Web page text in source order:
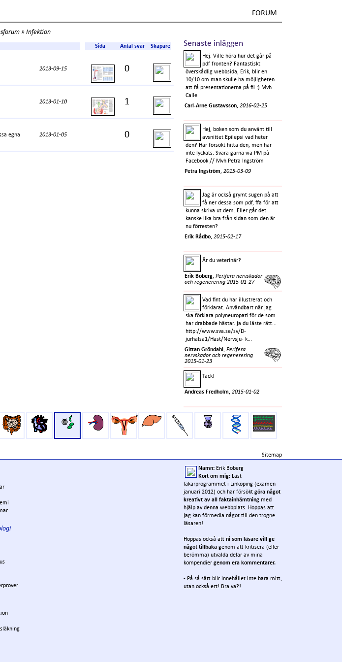
FORUM
» Infektion
Senaste inläggen
Hej. Ville höra hur det går på
pdf fronten? Fantastiskt
överskådlig webbsida, Erik, blir en
10/10 om man skulle ha möjligheten
att få presentationerna på fil :) Mvh
Calle
Carl-Arne Gustavsson, 2016-02-25
Hej, boken som du använt till
avsnittet Epilepsi vad heter
den? Har försökt hitta den, men har
inte lyckats. Svara gärna via PM på
Facebook // Mvh Petra Ingström
Petra Ingström, 2015-03-09
Jag är också grymt sugen på att
få ner dessa som pdf, ffa för att
kunna skriva ut dem. Eller går det
kanske lika bra från sidan som den är
nu förresten?
Erik Rådbo, 2015-02-17
Är du veterinär?
Erik Boberg, Perifera nervskador
och regenerering 2015-01-27
Vad fint du har illustrerat och
förklarat. Användbart när jag
ska förklara polyneuropati för de som
har drabbade hästar. ja du läste rätt...
http://www.sva.se/sv/D-
jurhalsa1/Hast/Nervsju- k...
Gittan Gröndahl , Perifera
nervskador och regenerering
2015-01-23
Tack!
Andreas Fredholm, 2015-01-02
Sida Antal svar Skapare
2013-09-15 0
2013-01-10 1
egna
2013-01-05 0
Sitemap
Namn: Erik Boberg
Kort om mig: Läst
läkarprogrammet i Linköping (examen
januari 2012) och har försökt göra något
kreativt av all faktainhämtning med
hjälp av denna webbplats. Hoppas att
jag kan förmedla något till den trogne
läsaren!
Hoppas också att ni som läsare vill ge
något tillbaka genom att kritisera (eller
berömma) utvalda delar av mina
kompendier genom era kommentarer.
- På så sätt blir innehållet inte bara mitt,
utan också ert! Bra va?!